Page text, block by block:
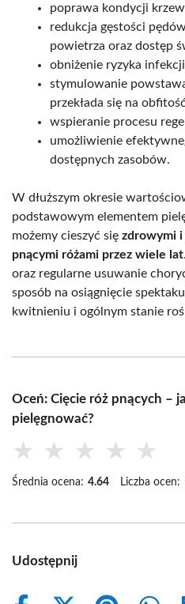
poprawa kondycji
redukcja gęstości
powietrza oraz dostęp
obniżenie ryzyka
stymulowanie
przekłada się na
wspieranie procesu
umożliwienie
dostępnych zasobów.
W dłuższym okresie
podstawowym elementem
możemy cieszyć się zdrowymi
pnącymi różami przez wiele lat
oraz regularne usuwanie
sposób na osiągnięcie
kwitnieniu i ogólnym stanie
Oceń: Cięcie róż pnących –
pielęgnować?
★ ★ ★ ★ ★
Średnia ocena: 4.64 Liczba ocen:
Udostępnij